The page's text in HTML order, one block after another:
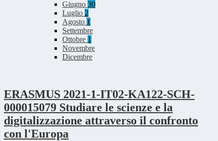
Giugno 30
Luglio 2
Agosto 1
Settembre
Ottobre 1
Novembre
Dicembre
ERASMUS 2021-1-IT02-KA122-SCH-
000015079 Studiare le scienze e la
digitalizzazione attraverso il confronto
con l'Europa